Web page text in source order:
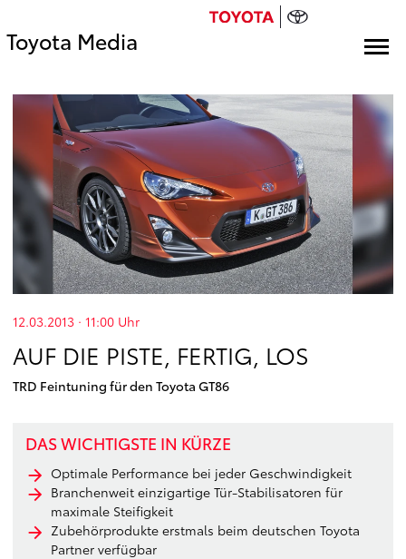
Toyota Media
12.03.2013 · 11:00 Uhr
AUF DIE PISTE, FERTIG, LOS
TRD Feintuning für den Toyota GT86
DAS WICHTIGSTE IN KÜRZE
Optimale Performance bei jeder Geschwindigkeit
Branchenweit einzigartige Tür-Stabilisatoren für
maximale Steifigkeit
Zubehörprodukte erstmals beim deutschen Toyota
Partner verfügbar